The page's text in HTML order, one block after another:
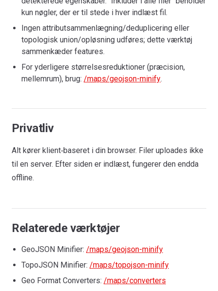
kun nøgler, der er til stede i hver indlæst fil.
Ingen attributsammenlægning/deduplicering eller
topologisk union/opløsning udføres; dette værktøj
sammenkæder features.
For yderligere størrelsesreduktioner (præcision,
mellemrum), brug: /maps/geojson-minify.
Privatliv
Alt kører klient‑baseret i din browser. Filer uploades ikke
til en server. Efter siden er indlæst, fungerer den endda
offline.
Relaterede værktøjer
GeoJSON Minifier: /maps/geojson-minify
TopoJSON Minifier: /maps/topojson-minify
Geo Format Converters: /maps/converters